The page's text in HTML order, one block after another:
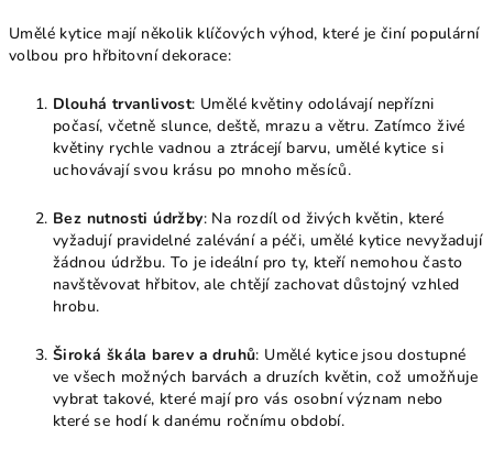
Umělé kytice mají několik klíčových výhod, které je činí populární
volbou pro hřbitovní dekorace:
Dlouhá trvanlivost: Umělé květiny odolávají nepřízni
počasí, včetně slunce, deště, mrazu a větru. Zatímco živé
květiny rychle vadnou a ztrácejí barvu, umělé kytice si
uchovávají svou krásu po mnoho měsíců.
Bez nutnosti údržby: Na rozdíl od živých květin, které
vyžadují pravidelné zalévání a péči, umělé kytice nevyžadují
žádnou údržbu. To je ideální pro ty, kteří nemohou často
navštěvovat hřbitov, ale chtějí zachovat důstojný vzhled
hrobu.
Široká škála barev a druhů: Umělé kytice jsou dostupné
ve všech možných barvách a druzích květin, což umožňuje
vybrat takové, které mají pro vás osobní význam nebo
které se hodí k danému ročnímu období.